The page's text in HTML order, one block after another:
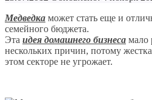
Медведка может стать еще и
семейного бюджета.
Эта идея домашнего бизнеса мало
нескольких причин, потому
этом секторе не угрожает.